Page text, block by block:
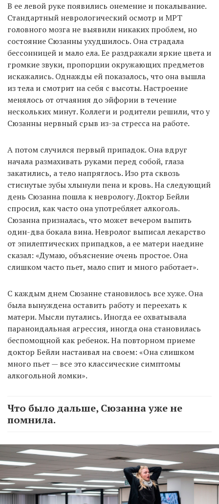
В ее левой руке появились онемение и покалывание.
Стандартный неврологический осмотр и МРТ
головного мозга не выявили никаких проблем, но
состояние Сюзанны ухудшилось. Она страдала
бессонницей и мало ела. Ее раздражали яркие цвета и
громкие звуки, пропорции окружающих предметов
искажались. Однажды ей показалось, что она вышла
из тела и смотрит на себя с высоты. Настроение
менялось от отчаяния до эйфории в течение
нескольких минут. Коллеги и родители решили, что у
Сюзанны нервный срыв из-за стресса на работе.
А потом случился первый припадок. Она вдруг
начала размахивать руками перед собой, глаза
закатились, а тело напряглось. Изо рта сквозь
стиснутые зубы хлынули пена и кровь. На следующий
день Сюзанна пошла к неврологу. Доктор Бейли
спросил, как часто она употребляет алкоголь.
Сюзанна призналась, что может вечером выпить
один-два бокала вина. Невролог выписал лекарство
от эпилептических припадков, а ее матери наедине
сказал: «Думаю, объяснение очень простое. Она
слишком часто пьет, мало спит и много работает».
С каждым днем Сюзанне становилось все хуже. Она
была вынуждена оставить работу и переехать к
матери. Мысли путались. Иногда ее охватывала
параноидальная агрессия, иногда она становилась
беспомощной как ребенок. На повторном приеме
доктор Бейли настаивал на своем: «Она слишком
много пьет — все это классические симптомы
алкогольной ломки».
Что было дальше, Сюзанна уже не
помнила.